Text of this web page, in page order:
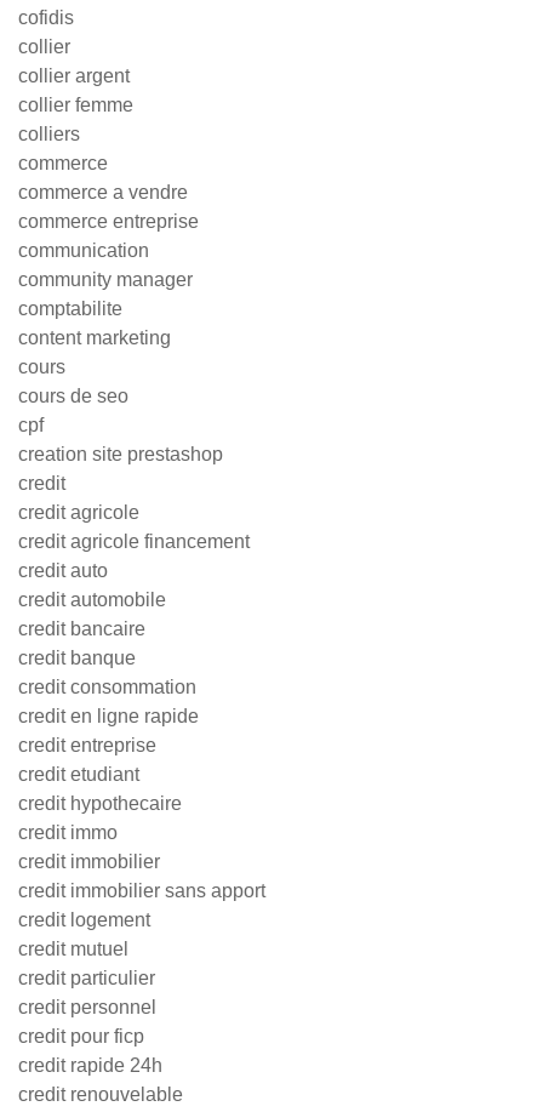
cofidis
collier
collier argent
collier femme
colliers
commerce
commerce a vendre
commerce entreprise
communication
community manager
comptabilite
content marketing
cours
cours de seo
cpf
creation site prestashop
credit
credit agricole
credit agricole financement
credit auto
credit automobile
credit bancaire
credit banque
credit consommation
credit en ligne rapide
credit entreprise
credit etudiant
credit hypothecaire
credit immo
credit immobilier
credit immobilier sans apport
credit logement
credit mutuel
credit particulier
credit personnel
credit pour ficp
credit rapide 24h
credit renouvelable